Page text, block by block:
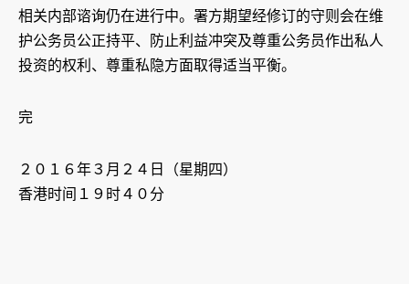
相关内部谘询仍在进行中。署方期望经修订的守则会在维
护公务员公正持平、防止利益冲突及尊重公务员作出私人
投资的权利、尊重私隐方面取得适当平衡。
完
２０１６年３月２４日（星期四）
香港时间１９时４０分